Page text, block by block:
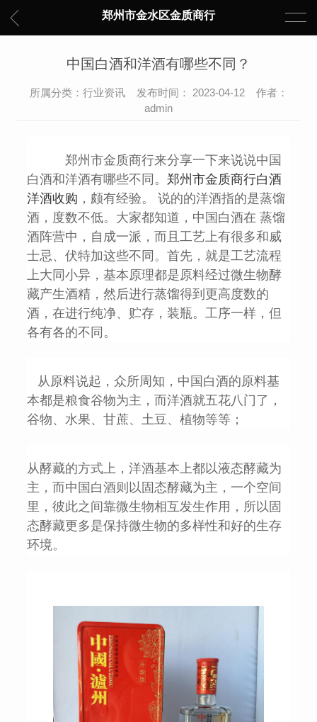
郑州市金水区金质商行
中国白酒和洋酒有哪些不同？
所属分类：行业资讯 发布时间： 2023-04-12 作者：
admin
郑州市金质商行来分享一下来说说中国
白酒和洋酒有哪些不同。郑州市金质商行白酒
洋酒收购 ，颇有经验。 说的的洋酒指的是蒸馏
酒，度数不低。大家都知道，中国白酒在 蒸馏
酒阵营中，自成一派，而且工艺上有很多和威
士忌、伏特加这些不同。首先，就是工艺流程
上大同小异，基本原理都是原料经过微生物酵
藏产生酒精，然后进行蒸馏得到更高度数的
酒，在进行纯净、贮存，装瓶。工序一样，但
各有各的不同。
从原料说起，众所周知，中国白酒的原料基
本都是粮食谷物为主，而洋酒就五花八门了，
谷物、水果、甘蔗、土豆、植物等等；
从酵藏的方式上，洋酒基本上都以液态酵藏为
主，而中国白酒则以固态酵藏为主，一个空间
里，彼此之间靠微生物相互发生作用，所以固
态酵藏更多是保持微生物的多样性和好的生存
环境。